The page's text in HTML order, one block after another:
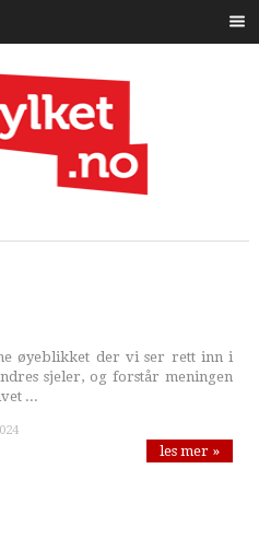
øyeblikket der vi ser rett inn i
sjeler, og forstår meningen
...
les mer »